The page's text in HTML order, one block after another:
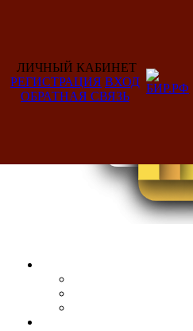
Добро
ЛИЧНЫЙ КАБИНЕТ
РЕГИСТРАЦИЯ ВХОД
ОБРАТНАЯ СВЯЗЬ